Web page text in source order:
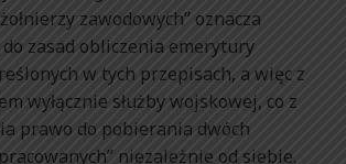
zawodowych” oznacza
do zasad obliczenia emerytury
w tych przepisach, a więc z
wyłącznie służby wojskowej, co z
prawo do pobierania dwóch
niezależnie od siebie.